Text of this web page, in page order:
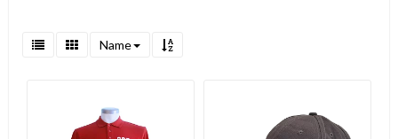
Name